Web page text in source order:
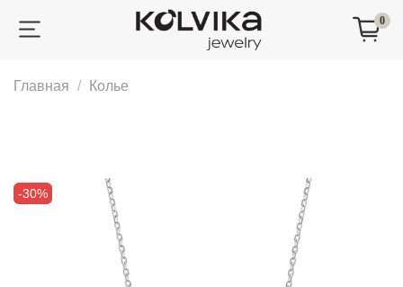
0
Главная Колье
-30%